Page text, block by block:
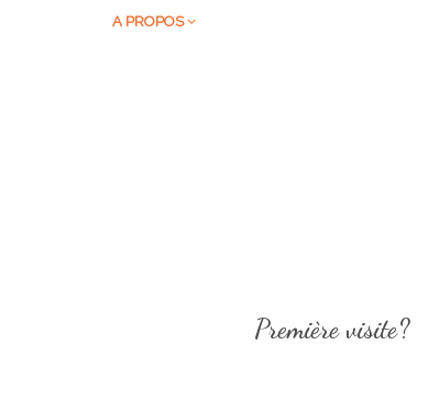
A PROPOS
Première visite?